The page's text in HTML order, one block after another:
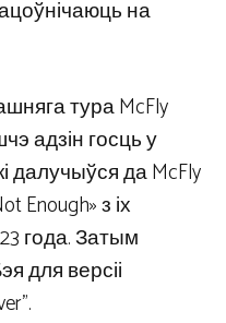
на
тура McFly
адзін госць у
далучыўся да McFly
Enough» з іх
года. Затым
для версіі